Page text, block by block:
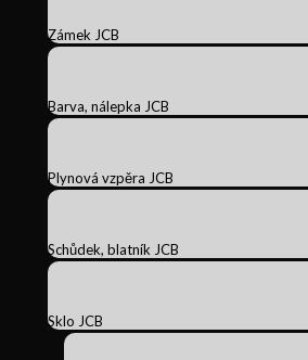
Zámek JCB
Barva, nálepka JCB
Plynová vzpěra JCB
Schůdek, blatník JCB
Sklo JCB